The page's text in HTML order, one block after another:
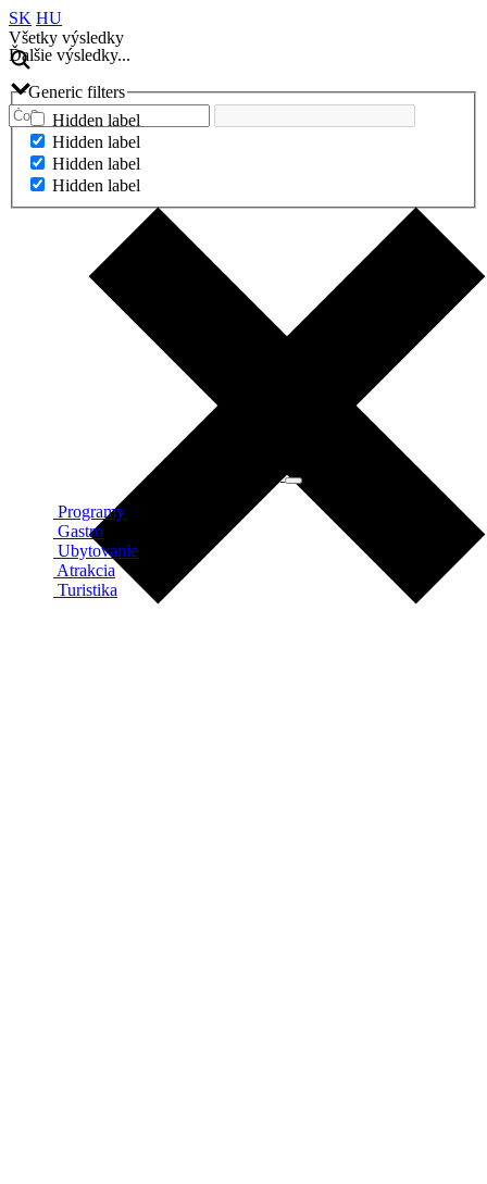
SK HU
Všetky výsledky
Ďalšie výsledky...
Generic filters
Hidden label
Hidden label
Hidden label
Hidden label
Programy
Gastro
Ubytovanie
Atrakcia
Turistika